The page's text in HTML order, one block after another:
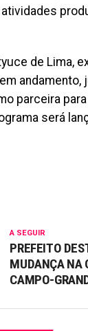
de Lima,
parceira
será
A SEGUIR
PREFEITO
MUDANÇA NA
CAMPO-